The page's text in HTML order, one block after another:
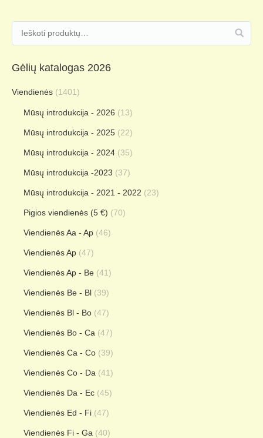
Gėlių katalogas 2026
Viendienės (1401)
Mūsų introdukcija - 2026 (13)
Mūsų introdukcija - 2025 (22)
Mūsų introdukcija - 2024 (35)
Mūsų introdukcija -2023 (37)
Mūsų introdukcija - 2021 - 2022 (23)
Pigios viendienės (5 €) (70)
Viendienės Aa - Ap (46)
Viendienės Ap (47)
Viendienės Ap - Be (41)
Viendienės Be - Bl (39)
Viendienės Bl - Bo (47)
Viendienės Bo - Ca (47)
Viendienės Ca - Co (39)
Viendienės Co - Da (41)
Viendienės Da - Ec (45)
Viendienės Ed - Fi (47)
Viendienės Fi - Ga (40)